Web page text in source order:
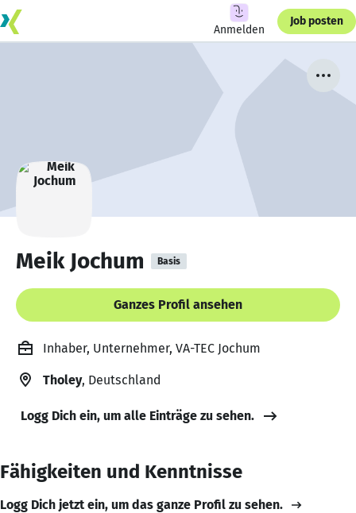
Anmelden
Job posten
Meik Jochum Basis
Ganzes Profil ansehen
Inhaber, Unternehmer, VA-TEC Jochum
Tholey, Deutschland
Logg Dich ein, um alle Einträge zu sehen.
Fähigkeiten und Kenntnisse
Logg Dich jetzt ein, um das ganze Profil zu sehen.